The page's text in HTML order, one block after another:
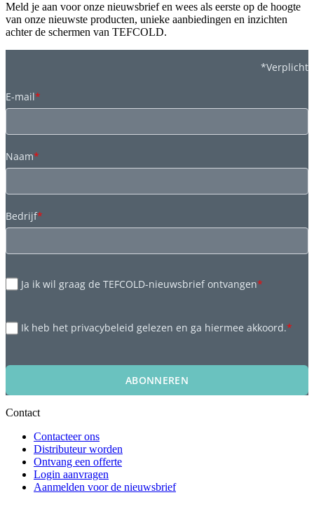
Meld je aan voor onze nieuwsbrief en wees als eerste op de hoogte
van onze nieuwste producten, unieke aanbiedingen en inzichten
achter de schermen van TEFCOLD.
*Verplicht
E-mail*
Naam*
Bedrijf*
Ja ik wil graag de TEFCOLD-nieuwsbrief ontvangen*
Ik heb het privacybeleid gelezen en ga hiermee akkoord.*
ABONNEREN
Contact
Contacteer ons
Distributeur worden
Ontvang een offerte
Login aanvragen
Aanmelden voor de nieuwsbrief